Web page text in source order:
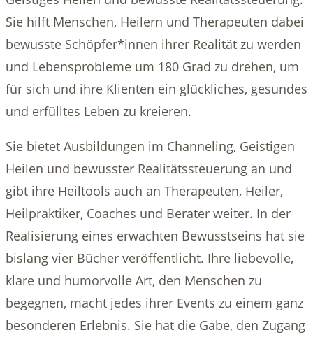
Sie hilft Menschen, Heilern und Therapeuten dabei
bewusste Schöpfer*innen ihrer Realität zu werden
und Lebensprobleme um 180 Grad zu drehen, um
für sich und ihre Klienten ein glückliches, gesundes
und erfülltes Leben zu kreieren.
Sie bietet Ausbildungen im Channeling, Geistigen
Heilen und bewusster Realitätssteuerung an und
gibt ihre Heiltools auch an Therapeuten, Heiler,
Heilpraktiker, Coaches und Berater weiter. In der
Realisierung eines erwachten Bewusstseins hat sie
bislang vier Bücher veröffentlicht. Ihre liebevolle,
klare und humorvolle Art, den Menschen zu
begegnen, macht jedes ihrer Events zu einem ganz
besonderen Erlebnis. Sie hat die Gabe, den Zugang